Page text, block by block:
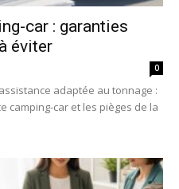
car : garanties
éviter
0
adaptée au tonnage :
camping-car et les pièges de la